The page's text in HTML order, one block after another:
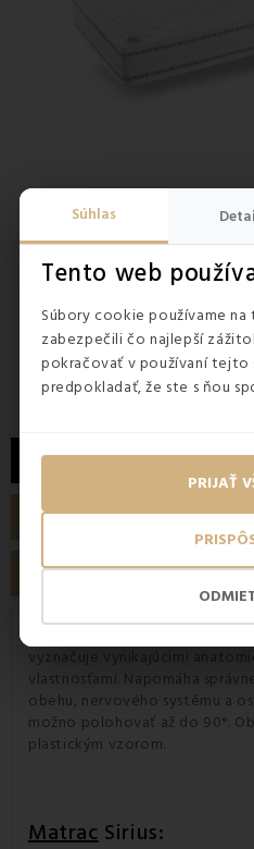
Súhlas
Tento web
Súbory cookie používame na
zabezpečili čo najlepší
pokračovať v používaní tejto
predpokladať, že ste s ňou
PRIJAŤ
SKLADOM
Matrac
265,50 €
PODROBNOSTI
vyznačuje vynikajúcimi
vlastnosťami. Napomáha
obehu, nervového systému a
možno polohovať až do 90°.
plastickým vzorom.
Matrac Sirius: